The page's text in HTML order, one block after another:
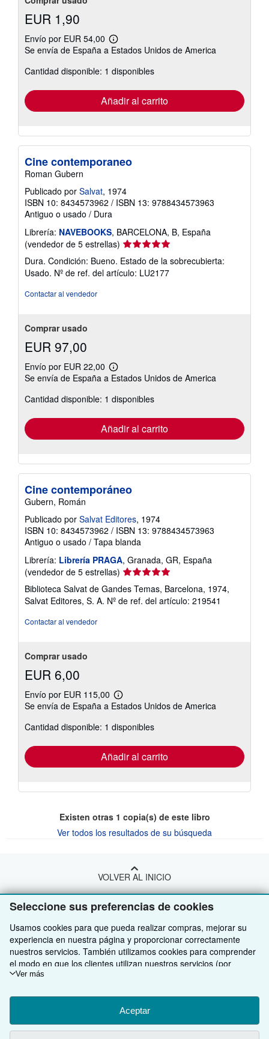
Seleccione sus preferencias de cookies
Usamos cookies para que pueda realizar compras, mejorar su
experiencia en nuestra página y proporcionar correctamente
nuestros servicios. También utilizamos cookies para comprender
el modo en que los clientes utilizan nuestros servicios (por
ejemplo, midiendo las visitas al sitio) y así poder realizar mejoras.
para mostrar contenido relevante en los anuncios y medir el
rendimiento de los mismos. Elija Rechazar si noestá de acuerdo
o Personalizar para obtener más información. Puede cambiar sus
opciones en cualquier momento visitando las
Ver más
Aceptar
EUR 1,90
Envío por EUR 54,00
Más
información
las
tarifas
envío
Se envía de España a Estados Unidos de America
Cantidad disponible: 1 disponibles
Añadir al carrito
Cine contemporaneo
Roman Gubern
Publicado por Salvat, 1974
ISBN 10: 8434573962 / ISBN 13: 9788434573963
Antiguo o usado / Dura
Librería: NAVEBOOKS, BARCELONA, B, España
(vendedor de 5 estrellas) Calificación
del
vendedor:
5
Dura. Condición: Bueno. Estado de la sobrecubierta:
Usado. Nº de ref. del artículo: LU2177
Contactar al vendedor
Comprar usado
EUR 97,00
Envío por EUR 22,00
Más
información
las
tarifas
envío
Se envía de España a Estados Unidos de America
Cantidad disponible: 1 disponibles
Añadir al carrito
Cine contemporáneo
Gubern, Román
Publicado por Salvat Editores, 1974
ISBN 10: 8434573962 / ISBN 13: 9788434573963
Antiguo o usado / Tapa blanda
Librería: Librería PRAGA, Granada, GR, España
(vendedor de 5 estrellas) Calificación
vendedor:
5
Biblioteca Salvat de Gandes Temas, Barcelona, 1974,
Salvat Editores, S. A. Nº de ref. del artículo: 219541
Contactar al vendedor
Comprar usado
EUR 6,00
Envío por EUR 115,00
Más
información
las
tarifas
envío
Se envía de España a Estados Unidos de America
Cantidad disponible: 1 disponibles
Añadir al carrito
Existen otras 1 copia(s) de este libro
Ver todos los resultados de su búsqueda
VOLVER AL INICIO
Compre con nosotros
Búsqueda avanzada
Colecciones
Mi cuenta
Ver carrito
Venda con nosotros
Comenzar a vender
Únase a nuestro programa de afiliados
Sobre nosotros
Sobre IberLibro
Empleo
Obtener Ayuda
Atención al Cliente
Otras compañías de AbeBooks
AbeBooks.com
Siga a IberLibro